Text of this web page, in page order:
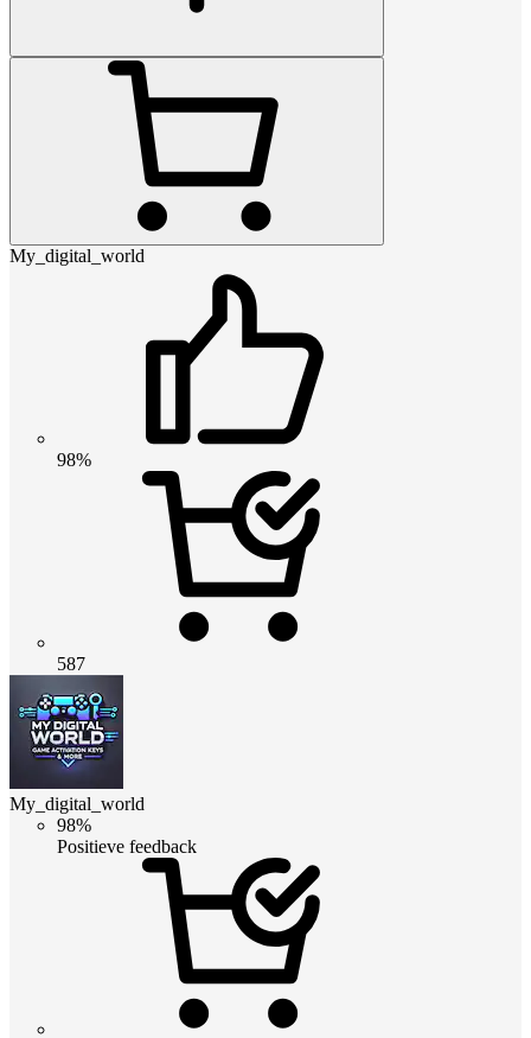
My_digital_world
98%
587
My_digital_world
98%
Positieve feedback